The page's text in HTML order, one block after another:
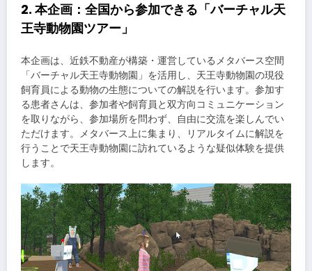
2. 本企画：全国から参加できる「バーチャル天
王寺動物園ツアー」
本企画は、近鉄不動産が構築・運営しているメタバース空間
「バーチャル天王寺動物園」を活用し、天王寺動物園の現役
飼育員による動物の生態についての解説を行います。参加す
る患者さんは、参加者や飼育員と双方向コミュニケーション
を取りながら、参加場所を問わず、自由に交流を楽しんでい
ただけます。メタバース上に集まり、リアルタイムに解説を
行うことで天王寺動物園に訪れているような疑似体験を提供
します。